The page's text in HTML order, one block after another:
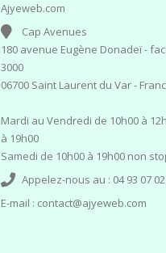
Ajyeweb.com
Cap Avenues
180 avenue Eugène Donadeï -
3000
06700 Saint Laurent du Var -
Mardi au Vendredi de 10h00 à
à 19h00
Samedi de 10h00 à 19h00 non
Appelez-nous au : 04 93 07
E-mail : contact@ajyeweb.com